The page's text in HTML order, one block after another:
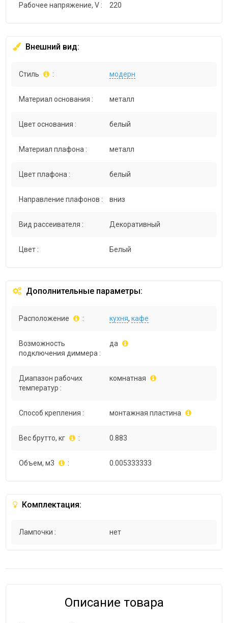
Рабочее напряжение, V : 220
Внешний вид:
Стиль : модерн
Материал основания : металл
Цвет основания : белый
Материал плафона : металл
Цвет плафона : белый
Направление плафонов : вниз
Вид рассеивателя : Декоративный
Цвет : Белый
Дополнительные параметры:
Расположение : кухня,кафе
Возможность
подключения диммера :
да
Диапазон рабочих
температур :
комнатная
Способ крепления : монтажная пластина
Вес брутто, кг : 0.883
Объем, м3 : 0.005333333
Комплектация:
Лампочки : нет
Описание товара